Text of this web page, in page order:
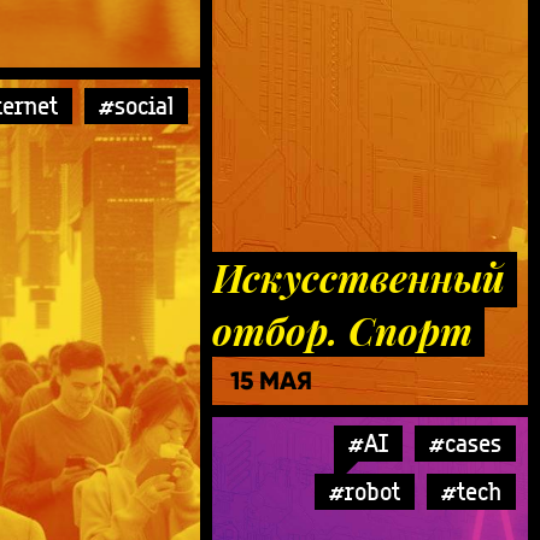
#social
Искусственный
отбор. Спорт
15 МАЯ
#AI
#cases
#robot
#tech